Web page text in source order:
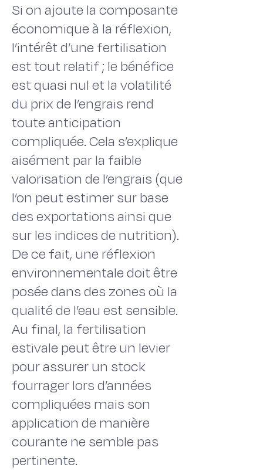
Si on ajoute la composante
économique à la réflexion,
l’intérêt d’une fertilisation
est tout relatif ; le bénéfice
est quasi nul et la volatilité
du prix de l’engrais rend
toute anticipation
compliquée. Cela s’explique
aisément par la faible
valorisation de l’engrais (que
l’on peut estimer sur base
des exportations ainsi que
sur les indices de nutrition).
De ce fait, une réflexion
environnementale doit être
posée dans des zones où la
qualité de l’eau est sensible.
Au final, la fertilisation
estivale peut être un levier
pour assurer un stock
fourrager lors d’années
compliquées mais son
application de manière
courante ne semble pas
pertinente.